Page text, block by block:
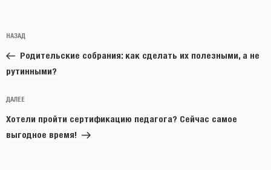
по
записям
Предыдущая
запись:
НАЗАД
Родительские собрания: как сделать их полезными, а не
рутинными?
Следующая
запись
ДАЛЕЕ
Хотели пройти сертификацию педагога? Сейчас самое
выгодное время!